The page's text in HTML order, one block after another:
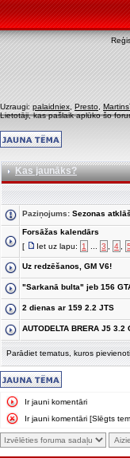
Uzraugi: palaidniex Presto
Lietotāji, kas pašlaik aplūko šo
Kas jaunāks?
Paziņojums: Sezonas
Forsāžas kalendārs
[
Iet uz lapu: 1 3 4 5
Uz redzēšanos, GM V6!
"Sarkanā bulta" jeb 156
2 dienas ar 159 2.2 JTS
AUTODELTA BRERA J5 3.2
Parādiet tematus, kuros
Ir jauni komentāri
Ir jauni komentāri [Slēgts